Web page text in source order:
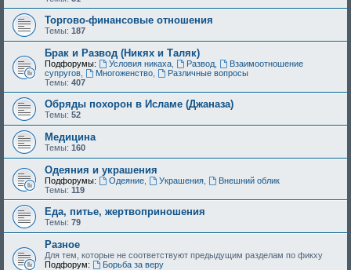
Торгово-финансовые отношения
Темы: 187
Брак и Развод (Никях и Таляк)
Подфорумы: Условия никаха, Развод,
Взаимоотношение
супругов, Многоженство,
Различные вопросы
Темы: 407
Обряды похорон в Исламе (Джаназа)
Темы: 52
Медицина
Темы: 160
Одеяния и украшения
Подфорумы: Одеяние, Украшения,
Внешний облик
Темы: 119
Еда, питье, жертвоприношения
Темы: 79
Разное
Для тем, которые не соответствуют предыдущим разделам по фикху
Подфорум:
Борьба за веру